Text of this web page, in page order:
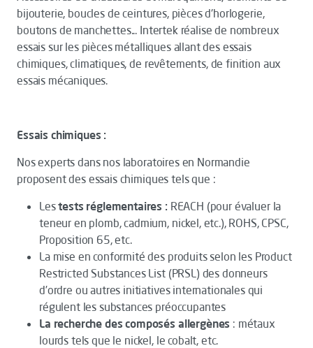
bijouterie, boucles de ceintures, pièces d'horlogerie,
boutons de manchettes... Intertek réalise de nombreux
essais sur les pièces métalliques allant des essais
chimiques, climatiques, de revêtements, de finition aux
essais mécaniques.
Essais chimiques :
Nos experts dans nos laboratoires en Normandie
proposent des essais chimiques tels que :
Lestests réglementaires : REACH (pour évaluer la
teneur en plomb, cadmium, nickel, etc.), ROHS, CPSC,
Proposition 65, etc.
La mise en conformité des produits selon les Product
Restricted Substances List (PRSL) des donneurs
d’ordre ou autres initiatives internationales qui
régulent les substances préoccupantes
La recherche des composés allergènes : métaux
lourds tels que le nickel, le cobalt, etc.